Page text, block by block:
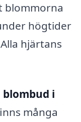
blommorna
högtider
hjärtans
blombud i
många